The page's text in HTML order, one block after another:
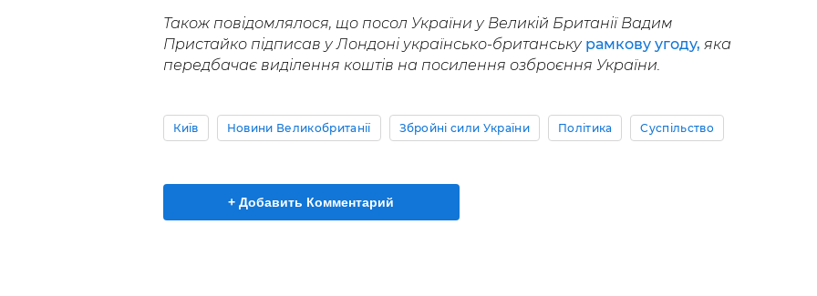
Також повідомлялося, що посол України у Великій Британії Вадим
Пристайко підписав у Лондоні українсько-британську рамкову угоду, яка
передбачає виділення коштів на посилення озброєння України.
Київ Новини Великобританії Збройні сили України Політика Суспільство
+ Добавить Комментарий